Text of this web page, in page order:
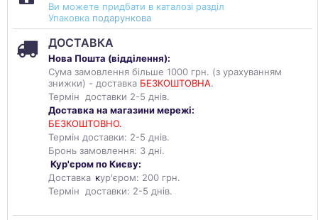
Ви можете придбати в каталозі разділ
Упаковка подарункова
ДОСТАВКА
Нова Пошта (відділення):
Сума замовлення більше 1000 грн. (з урахуванням
знижки) - доставка БЕЗКОШТОВНА.
Термін доставки 2-5 днів.
Доставка на магазини мережі:
БЕЗКОШТОВНО.
Термін доставки: 2-5 днів.
Бронь замовлення: 3 дні.
Кур'єром по Києву:
Доставка кур'єром: 200 грн.
Термін доставки: 2-5 днів.